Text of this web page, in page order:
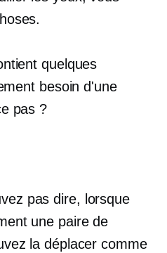
quelques
besoin d'une
pas ?
pas dire, lorsque
une paire de
la déplacer comme